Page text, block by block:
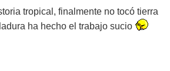
tropical, finalmente no tocó tierra
ha hecho el trabajo sucio